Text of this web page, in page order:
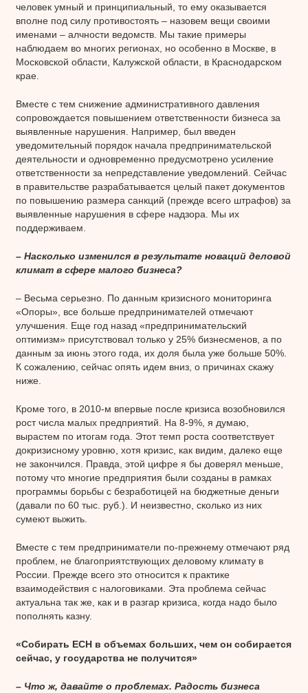
человек умный и принципиальный, то ему оказывается
вполне под силу противостоять – назовем вещи своими
именами – алчности ведомств. Мы такие примеры
наблюдаем во многих регионах, но особенно в Москве, в
Московской области, Калужской области, в Краснодарском
крае.
Вместе с тем снижение административного давления
сопровождается повышением ответственности бизнеса за
выявленные нарушения. Например, был введен
уведомительный порядок начала предпринимательской
деятельности и одновременно предусмотрено усиление
ответственности за непредставление уведомлений. Сейчас
в правительстве разрабатывается целый пакет документов
по повышению размера санкций (прежде всего штрафов) за
выявленные нарушения в сфере надзора. Мы их
поддерживаем.
– Насколько изменился в результате новаций деловой
климат в сфере малого бизнеса?
– Весьма серьезно. По данным кризисного мониторинга
«Опоры», все больше предпринимателей отмечают
улучшения. Еще год назад «предпринимательский
оптимизм» присутствовал только у 25% бизнесменов, а по
данным за июнь этого года, их доля была уже больше 50%.
К сожалению, сейчас опять идем вниз, о причинах скажу
ниже.
Кроме того, в 2010-м впервые после кризиса возобновился
рост числа малых предприятий. На 8-9%, я думаю,
вырастем по итогам года. Этот темп роста соответствует
докризисному уровню, хотя кризис, как видим, далеко еще
не закончился. Правда, этой цифре я бы доверял меньше,
потому что многие предприятия были созданы в рамках
программы борьбы с безработицей на бюджетные деньги
(давали по 60 тыс. руб.). И неизвестно, сколько из них
сумеют выжить.
Вместе с тем предприниматели по-прежнему отмечают ряд
проблем, не благоприятствующих деловому климату в
России. Прежде всего это относится к практике
взаимодействия с налоговиками. Эта проблема сейчас
актуальна так же, как и в разгар кризиса, когда надо было
пополнять казну.
«Собирать ЕСН в объемах больших, чем он собирается
сейчас, у государства не получится»
– Что ж, давайте о проблемах. Радость бизнеса